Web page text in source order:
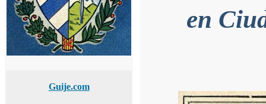
Guije.com
en